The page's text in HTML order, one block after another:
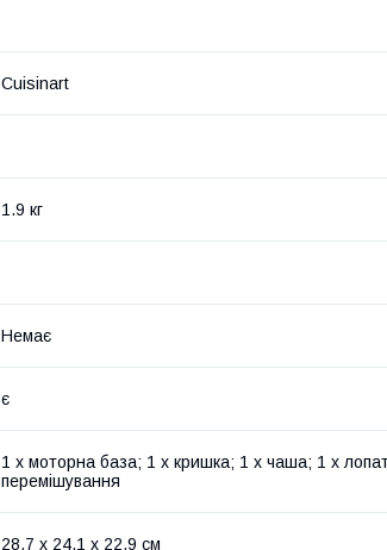
Cuisinart
1.9 кг
Немає
є
1 х моторна база; 1 х кришка; 1 х чаша; 1 х
перемішування
28.7 х 24.1 х 22.9 см